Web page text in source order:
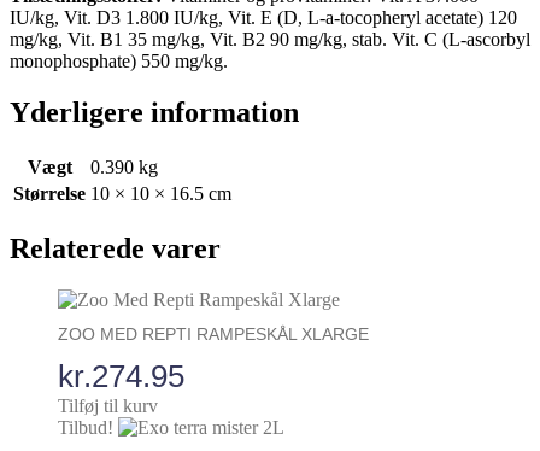
IU/kg, Vit. D3 1.800 IU/kg, Vit. E (D, L-a-tocopheryl acetate) 120
mg/kg, Vit. B1 35 mg/kg, Vit. B2 90 mg/kg, stab. Vit. C (L-ascorbyl
monophosphate) 550 mg/kg.
Yderligere information
Vægt
0.390 kg
Størrelse 10 × 10 × 16.5 cm
Relaterede varer
ZOO MED REPTI RAMPESKÅL XLARGE
kr.274.95
Tilføj til kurv
Tilbud!